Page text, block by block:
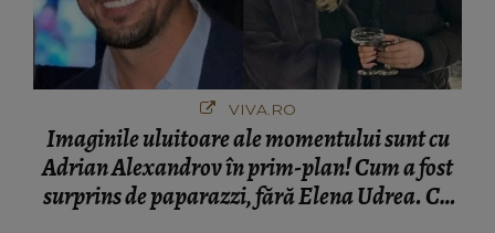
VIVA.RO
Imaginile uluitoare ale momentului sunt cu
Adrian Alexandrov în prim-plan! Cum a fost
surprins de paparazzi, fără Elena Udrea. Cu